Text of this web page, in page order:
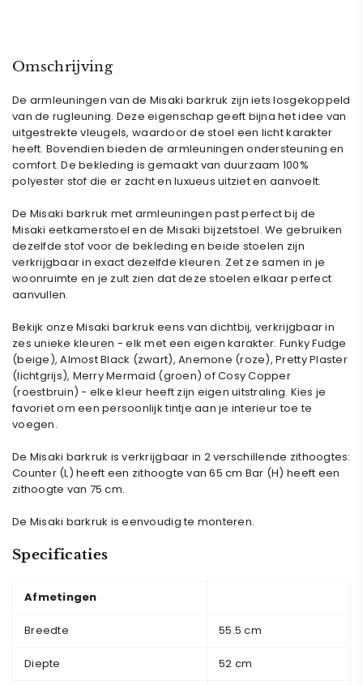
Omschrijving
De armleuningen van de Misaki barkruk zijn iets losgekoppeld
van de rugleuning. Deze eigenschap geeft bijna het idee van
uitgestrekte vleugels, waardoor de stoel een licht karakter
heeft. Bovendien bieden de armleuningen ondersteuning en
comfort. De bekleding is gemaakt van duurzaam 100%
polyester stof die er zacht en luxueus uitziet en aanvoelt.
De Misaki barkruk met armleuningen past perfect bij de
Misaki eetkamerstoel en de Misaki bijzetstoel. We gebruiken
dezelfde stof voor de bekleding en beide stoelen zijn
verkrijgbaar in exact dezelfde kleuren. Zet ze samen in je
woonruimte en je zult zien dat deze stoelen elkaar perfect
aanvullen.
Bekijk onze Misaki barkruk eens van dichtbij, verkrijgbaar in
zes unieke kleuren - elk met een eigen karakter. Funky Fudge
(beige), Almost Black (zwart), Anemone (roze), Pretty Plaster
(lichtgrijs), Merry Mermaid (groen) of Cosy Copper
(roestbruin) - elke kleur heeft zijn eigen uitstraling. Kies je
favoriet om een persoonlijk tintje aan je interieur toe te
voegen.
De Misaki barkruk is verkrijgbaar in 2 verschillende zithoogtes:
Counter (L) heeft een zithoogte van 65 cm Bar (H) heeft een
zithoogte van 75 cm.
De Misaki barkruk is eenvoudig te monteren.
Specificaties
Afmetingen
Breedte 55.5 cm
Diepte 52 cm